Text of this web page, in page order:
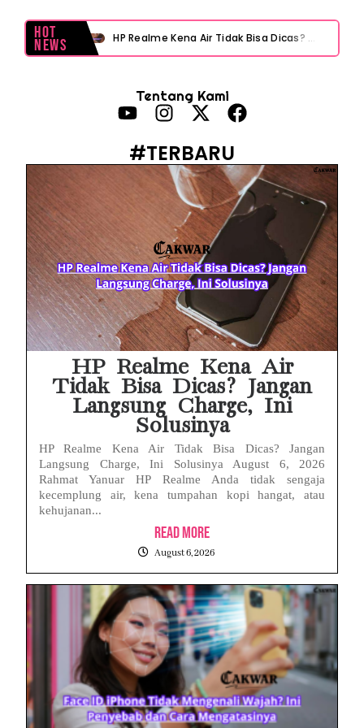
Hot
News HP Realme Kena Air Tidak Bisa Dicas? Jangan Langsung Charge, Ini Solusinya
Kejagung Tetapkan Tersangka Baru Korupsi BGN! Ulasan Skandal Pengadaan
Istana Tegur Gaya Komunikasi Menteri PU Dody Hanggodo: Ulasan Komunikasi Krisis Pejabat Publik
Menteri PU Bidik Pidana Kasus Surat Cuti ASN Palsu! Begini Tanggapan PERADI YLC Surakarta
Heboh Dugaan Surat Cuti ASN Palsu di Kementerian PU! Begini Pandangan Hukum PERADI YLC Surakarta
iMac Kesayangan Makin Lemot? Waspadai 6 Kebiasaan Sepele Ini yang Bikin Performa iMac Drop
Tentang Kami
#TERBARU
HP Realme Kena Air
Tidak Bisa Dicas? Jangan
Langsung Charge, Ini
Solusinya
HP Realme Kena Air Tidak Bisa Dicas? Jangan
Langsung Charge, Ini Solusinya August 6, 2026
Rahmat Yanuar HP Realme Anda tidak sengaja
kecemplung air, kena tumpahan kopi hangat, atau
kehujanan...
Read More
August 6, 2026